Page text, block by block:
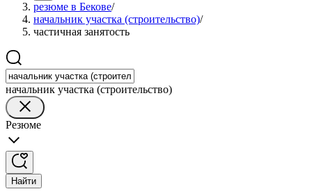
резюме в Бекове/
начальник участка (строительство)/
частичная занятость
начальник участка (строительство)
Резюме
Найти